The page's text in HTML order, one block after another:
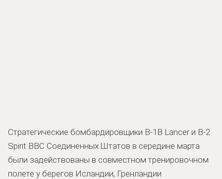
Стратегические бомбардировщики B-1B Lancer и B-2
Spirit ВВС Соединенных Штатов в середине марта
были задействованы в совместном тренировочном
полете у берегов Исландии, Гренландии